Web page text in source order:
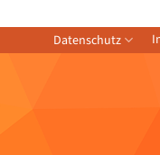
Datenschutz